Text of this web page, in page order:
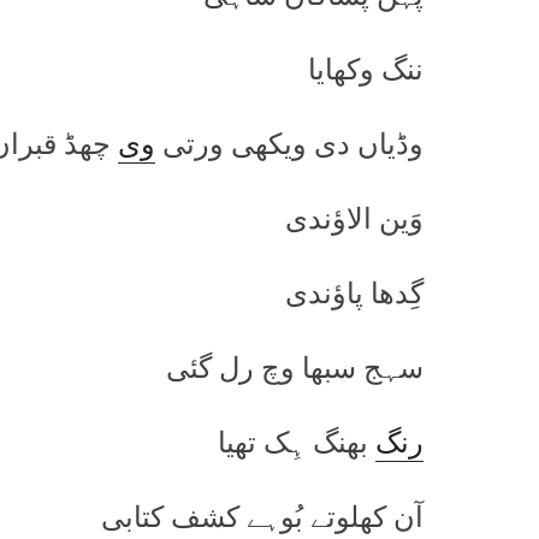
ننگ وکھایا
وڈیاں دی ویکھی ورتی وی چھڈ
وَین الاؤندی
گِدھا پاؤندی
سہج سبھا وچ رل گئی
رنگ بھنگ ہِک تھیا
آن کھلوتے بُوہے کشف کتابی